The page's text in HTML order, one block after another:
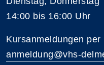
14:00 bis 16:00 Uhr
Kursanmeldungen per
anmeldung@vhs-